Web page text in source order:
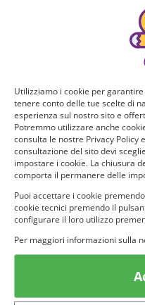
Puoi ricevere GRATIS
consigliarlo ad altri
requisiti per poter
1
3 o pìu
Utilizziamo i cookie per
tenere conto delle tue scelte di
esperienza sul nostro sito e
Potremmo utilizzare anche
consulta le nostre Privacy Policy
consultazione del sito devi
impostare i cookie. La chiusura
comporta il permanere delle
Puoi accettare i cookie
cookie tecnici premendo il
configurare il loro utilizzo
Per maggiori informazioni sulla